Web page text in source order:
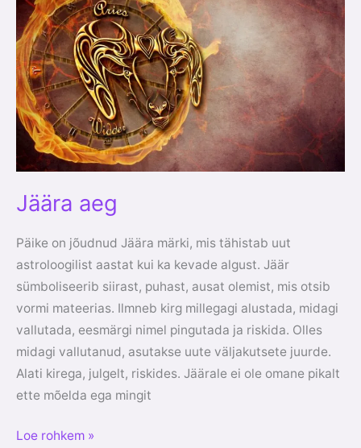
Jäära aeg
Päike on jõudnud Jäära märki, mis tähistab uut
astroloogilist aastat kui ka kevade algust. Jäär
sümboliseerib siirast, puhast, ausat olemist, mis otsib
vormi mateerias. Ilmneb kirg millegagi alustada, midagi
vallutada, eesmärgi nimel pingutada ja riskida. Olles
midagi vallutanud, asutakse uute väljakutsete juurde.
Alati kirega, julgelt, riskides. Jäärale ei ole omane pikalt
ette mõelda ega mingit
Loe rohkem »